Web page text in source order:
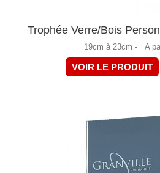
Trophée Verre/Bois
19cm à 23cm - A
VOIR LE PRODUIT